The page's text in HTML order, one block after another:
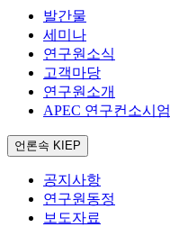
발간물
세미나
연구원소식
고객마당
연구원소개
APEC 연구컨소시엄
언론속 KIEP
공지사항
연구원동정
보도자료